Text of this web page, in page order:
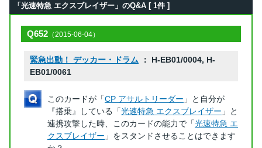
「光速特急 エクスブレイザー」のQ&A [ 1件 ]
Q652 （2015-06-04）
緊急出動！ デッカー・ドラム ： H-EB01/0004, H-
EB01/0061
このカードが「CP アサルトリーダー 」と自分が
『搭乗』している「光速特急 エクスブレイザー 」と
連携攻撃した時、このカードの能力で「光速特急 エ
クスブレイザー 」をスタンドさせることはできます